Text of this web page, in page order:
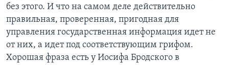
без этого. И что на самом деле действительно
правильная, проверенная, пригодная для
управления государственная информация идет не
от них, а идет под соответствующим грифом.
Хорошая фраза есть у Иосифа Бродского в